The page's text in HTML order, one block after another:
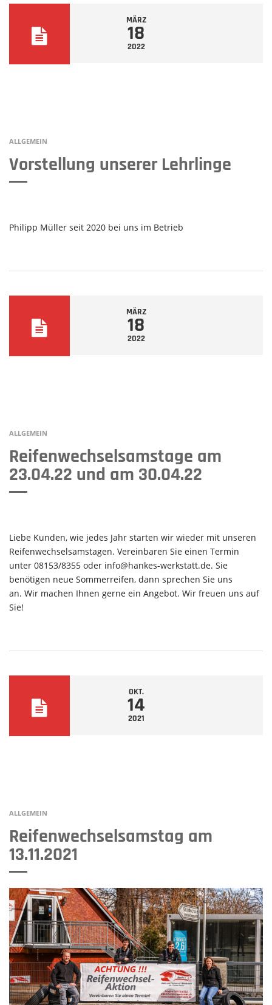
MÄRZ
18
2022
ALLGEMEIN
Vorstellung unserer Lehrlinge
Philipp Müller seit 2020 bei uns im Betrieb
MÄRZ
18
2022
ALLGEMEIN
Reifenwechselsamstage am
23.04.22 und am 30.04.22
Liebe Kunden, wie jedes Jahr starten wir wieder mit unseren
Reifenwechselsamstagen. Vereinbaren Sie einen Termin
unter 08153/8355 oder info@hankes-werkstatt.de. Sie
benötigen neue Sommerreifen, dann sprechen Sie uns
an. Wir machen Ihnen gerne ein Angebot. Wir freuen uns auf
Sie!
OKT.
14
2021
ALLGEMEIN
Reifenwechselsamstag am
13.11.2021